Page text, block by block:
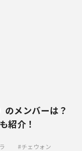
のメンバーは？
紹介！
チェウォン